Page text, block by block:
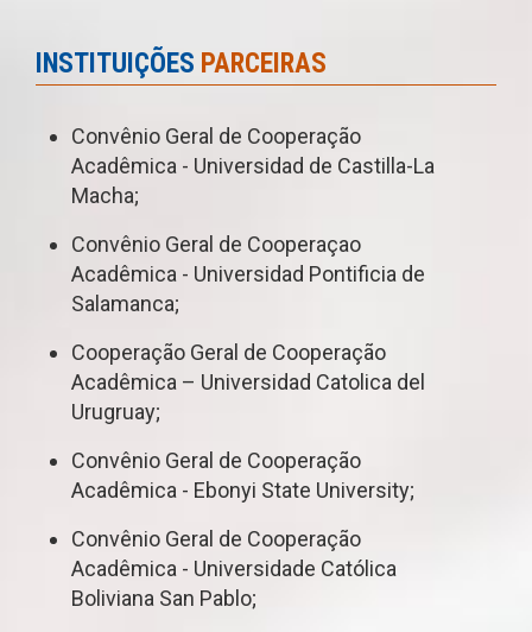
INSTITUIÇÕES PARCEIRAS
Convênio Geral de Cooperação
Acadêmica - Universidad de Castilla-La
Macha;
Convênio Geral de Cooperaçao
Acadêmica - Universidad Pontificia de
Salamanca;
Cooperação Geral de Cooperação
Acadêmica – Universidad Catolica del
Urugruay;
Convênio Geral de Cooperação
Acadêmica - Ebonyi State University;
Convênio Geral de Cooperação
Acadêmica - Universidade Católica
Boliviana San Pablo;